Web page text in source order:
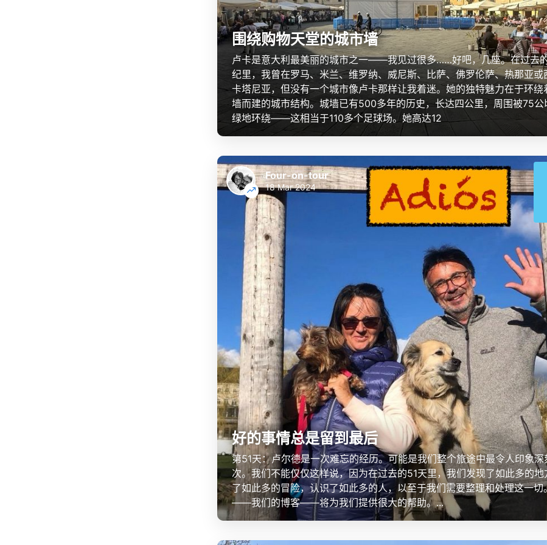
围绕购物天堂的城市墙
卢卡是意大利最美丽的城市之一——我见过很多……好吧，几座。在过去
纪里，我曾在罗马、米兰、维罗纳、威尼斯、比萨、佛罗伦萨、热那亚或
卡塔尼亚，但没有一个城市像卢卡那样让我着迷。她的独特魅力在于环绕
墙而建的城市结构。城墙已有500多年的历史，长达四公里，周围被75公
绿地环绕——这相当于110多个足球场。她高达12
好的事情总是留到最后
第51天：卢尔德是一次难忘的经历。可能是我们整个旅途中最令人印象深
次。我们不能仅仅这样说，因为在过去的51天里，我们发现了如此多的地
了如此多的冒险，认识了如此多的人，以至于我们需要整理和处理这一切
——我们的博客——将为我们提供很大的帮助。...
Four-on-tour
18 Mar 2024